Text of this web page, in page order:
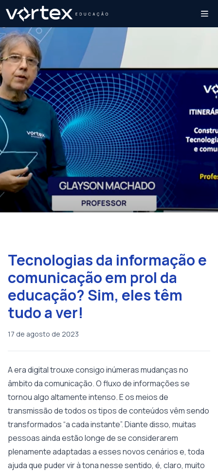
Tecnologias da informação e
comunicação em prol da
educação? Sim, eles têm
tudo a ver!
17 de agosto de 2023
A era digital trouxe consigo inúmeras mudanças no
âmbito da comunicação. O fluxo de informações se
tornou algo altamente intenso. E os meios de
transmissão de todos os tipos de conteúdos vêm sendo
transformados “a cada instante”. Diante disso, muitas
pessoas ainda estão longe de se considerarem
plenamente adaptadas a esses novos cenários e, toda
ajuda que puder vir à tona nesse sentido, é, claro, muito